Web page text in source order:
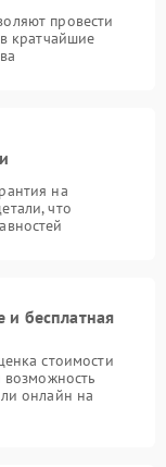
провести
кратчайшие
на
что
и бесплатная
стоимости
возможность
онлайн на